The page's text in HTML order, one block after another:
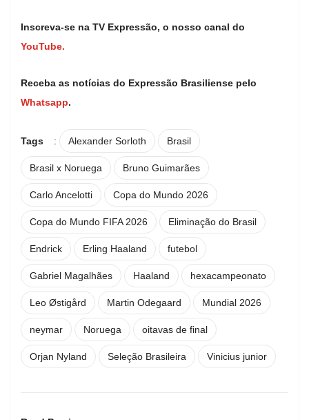
Inscreva-se na TV Expressão, o nosso canal do
YouTube.
Receba as notícias do Expressão Brasiliense pelo
Whatsapp.
Tags : Alexander Sorloth Brasil
Brasil x Noruega Bruno Guimarães
Carlo Ancelotti Copa do Mundo 2026
Copa do Mundo FIFA 2026 Eliminação do Brasil
Endrick Erling Haaland futebol
Gabriel Magalhães Haaland hexacampeonato
Leo Østigård Martin Odegaard Mundial 2026
neymar Noruega oitavas de final
Orjan Nyland Seleção Brasileira Vinicius junior